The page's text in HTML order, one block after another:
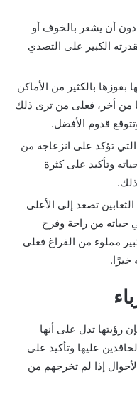
دون أن يشعر بالخوف أو
الكبير على التصدي
بفوزها بالكثير من الأماكن
من أخر، فعلى من ترى ذلك
قدوم الأفضل.
تؤكد على انزعاجه من
وتأكيد على كثرة
تصعد إلى الأعلى
حياته من راحة وفرح
مملوء من الفراغ فعلى
خيرًا.
رؤيتها تدل على أنها
عليها وتأكيد على
إذا لم تخرجهم من